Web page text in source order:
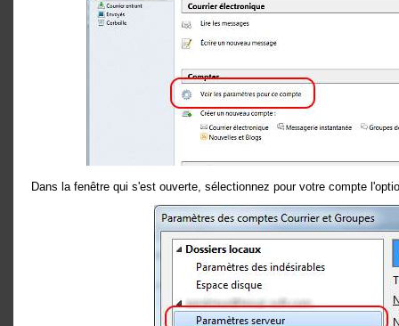
Dans la fenêtre qui s'est ouverte, sélectionnez pour votre compte